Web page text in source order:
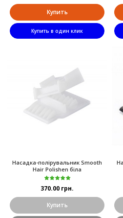
Купить
Купить в один клик
Насадка-полірувальник Smooth
Hair Polishen біла
370.00 грн.
Купить